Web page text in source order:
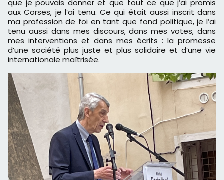
que je pouvais donner et que tout ce que j’ai promis
aux Corses, je l’ai tenu. Ce qui était aussi inscrit dans
ma profession de foi en tant que fond politique, je l’ai
tenu aussi dans mes discours, dans mes votes, dans
mes interventions et dans mes écrits : la promesse
d’une société plus juste et plus solidaire et d’une vie
internationale maîtrisée.